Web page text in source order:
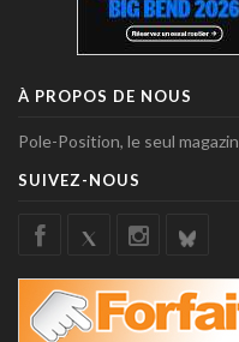
À PROPOS DE NOUS
Pole-Position, le seul
SUIVEZ-NOUS